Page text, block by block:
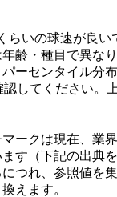
らいの球速が良い
齢・種目で異な
ーセンタイル分布
認してください。
ークは現在、業
ます（下記の出典
つれ、参照値を
えます。